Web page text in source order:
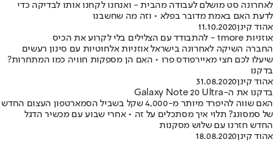
לאחרונה סט מושלם לעבודה מהבית - ואנחנו לקחנו אותו לבדיקה כדי
לדעת האם באמת מדובר בפלא • וזה מה שחשבנו
אהוד קינן11.10.2020
אוזניות 1more - להתבודד עם הצלילים בלי לקרוע את הכיס
החברה השיקה לאחרונה בישראל אוזניות אלחוטיות עם סינון רעשים
שיעלו לכם חצי מאיירפודס פרו • האם הן מספקות חוויה כמו המתחרות?
בדקנו
אהוד קינן31.08.2020
בדקנו את ה-Galaxy Note 20 Ultra
האם שווה להיפרד מיותר מ-4,000 שקל בשביל הסמארטפון העצום החדש
של סמסונג? תלוי איך מסתכלים על זה • אחרי שבוע עם מכשיר הדגל
החדש חזרנו עם שלוש מסקנות
אהוד קינן18.08.2020